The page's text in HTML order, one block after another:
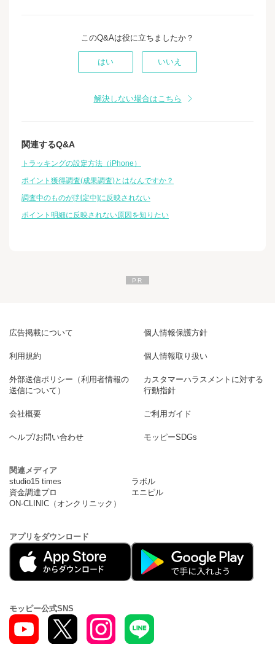
このQ&Aは役に立ちましたか？
はい いいえ
解決しない場合はこちら
関連するQ&A
トラッキングの設定方法（iPhone）
ポイント獲得調査(成果調査)とはなんですか？
調査中のものが[判定中]に反映されない
ポイント明細に反映されない原因を知りたい
広告掲載について 個人情報保護方針
利用規約 個人情報取り扱い
外部送信ポリシー（利用者情報の
送信について）
カスタマーハラスメントに対する
行動指針
会社概要 ご利用ガイド
ヘルプ/お問い合わせ モッピーSDGs
関連メディア
studio15 times
ラボル
資金調達プロ
エニピル
ON-CLINIC（オンクリニック）
アプリをダウンロード
モッピー公式SNS